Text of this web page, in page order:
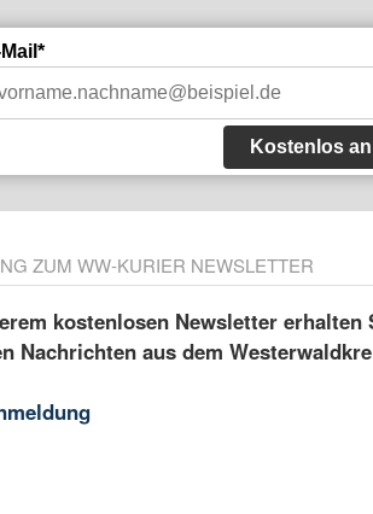
Mail*
Kostenlos
ZUM WW-KURIER NEWSLETTER
kostenlosen Newsletter
Nachrichten aus dem